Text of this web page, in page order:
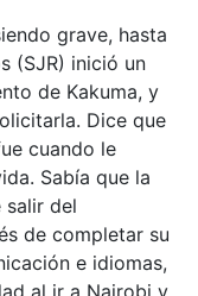
grave, hasta
(SJR) inició un
de Kakuma, y
Dice que
cuando le
Sabía que la
salir del
de completar su
e idiomas,
al ir a Nairobi y